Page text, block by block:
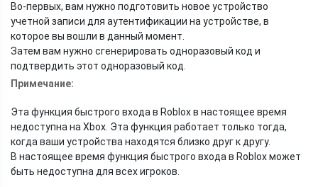
Во-первых, вам нужно подготовить новое устройство
учетной записи для аутентификации на устройстве, в
которое вы вошли в данный момент.
Затем вам нужно сгенерировать одноразовый код и
подтвердить этот одноразовый код.
Примечание:
Эта функция быстрого входа в Roblox в настоящее время
недоступна на Xbox. Эта функция работает только тогда,
когда ваши устройства находятся близко друг к другу.
В настоящее время функция быстрого входа в Roblox может
быть недоступна для всех игроков.